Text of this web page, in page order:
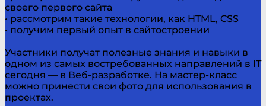
своего первого сайта
• рассмотрим такие технологии, как HTML, CSS
• получим первый опыт в сайтостроении
Участники получат полезные знания и навыки в
одном из самых востребованных направлений в IT
сегодня — в Веб-разработке. На мастер-класс
можно принести свои фото для использования в
проектах.